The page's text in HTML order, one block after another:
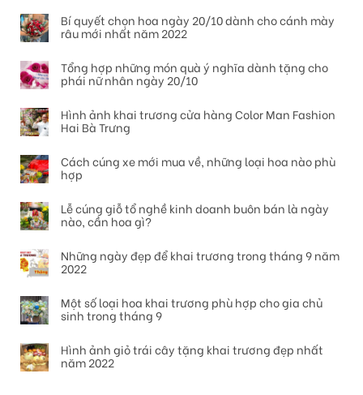
Bí quyết chọn hoa ngày 20/10 dành cho cánh mày
râu mới nhất năm 2022
Tổng hợp những món quà ý nghĩa dành tặng cho
phái nữ nhân ngày 20/10
Hình ảnh khai trương cửa hàng Color Man Fashion
Hai Bà Trưng
Cách cúng xe mới mua về, những loại hoa nào phù
hợp
Lễ cúng giỗ tổ nghề kinh doanh buôn bán là ngày
nào, cần hoa gì?
Những ngày đẹp để khai trương trong tháng 9 năm
2022
Một số loại hoa khai trương phù hợp cho gia chủ
sinh trong tháng 9
Hình ảnh giỏ trái cây tặng khai trương đẹp nhất
năm 2022